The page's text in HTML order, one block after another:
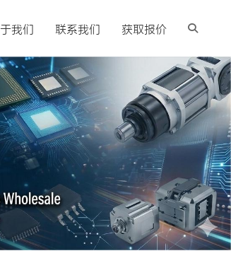
我们 联系我们 获取报价